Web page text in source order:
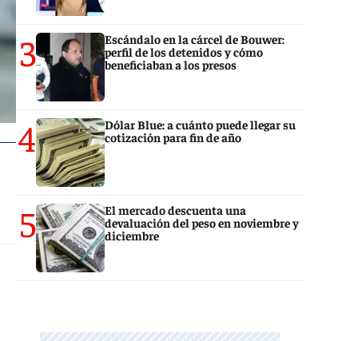
3
Escándalo en la cárcel de Bouwer:
perfil de los detenidos y cómo
beneficiaban a los presos
4
Dólar Blue: a cuánto puede llegar su
cotización para fin de año
5
El mercado descuenta una
devaluación del peso en noviembre y
diciembre